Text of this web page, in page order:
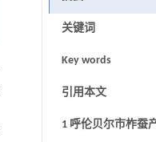
关键词
Key words
引用本文
1 呼伦贝尔市柞蚕